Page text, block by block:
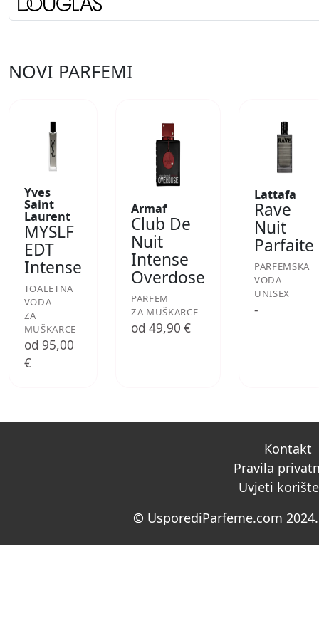
NOVI PARFEMI
Yves
Saint
Laurent
MYSLF
EDT
Intense
TOALETNA
VODA
ZA
MUŠKARCE
od 95,00
€
Armaf
Club De
Nuit
Intense
Overdose
PARFEM
ZA MUŠKARCE
od 49,90 €
Lattafa
Rave
Nuit
Parfaite
PARFEMSKA
VODA
UNISEX
-
Kontakt
Pravila
Uvjeti
© UsporediParfeme.com